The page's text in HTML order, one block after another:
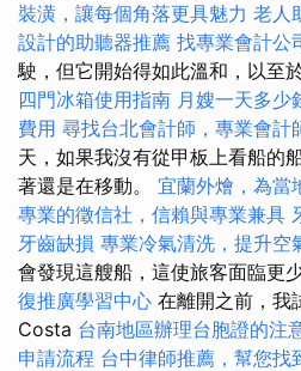
裝潢，讓每個角落更具魅力 老人
設計的助聽器推薦 找專業會計公
駛，但它開始得如此溫和，以至
四門冰箱使用指南 月嫂一天多少
費用 尋找台北會計師，專業會計
天，如果我沒有從甲板上看船的
著還是在移動。 宜蘭外燴，為當
專業的徵信社，信賴與專業兼具
牙齒缺損 專業冷氣清洗，提升空
會發現這艘船，這使旅客面臨更
復推廣學習中心 在離開之前，我
Costa 台南地區辦理台胞證的注
申請流程 台中律師推薦，幫您找